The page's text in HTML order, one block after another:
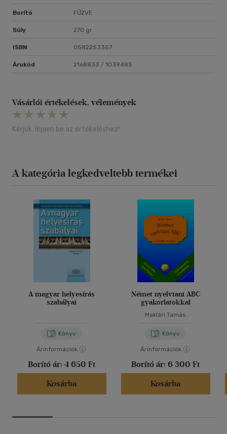
Borító FŰZVE
Súly 270 gr
ISBN 0582253357
Árukód 2168833 / 1039485
Vásárlói értékelések, vélemények
Kérjük, lépjen be az értékeléshez!
A kategória legkedveltebb termékei
A magyar helyesírás
szabályai
Könyv
Árinformációk
Borító ár: 4 650 Ft
Kosárba
Német nyelvtani ABC
gyakorlatokkal
Maklári Tamás
Könyv
Árinformációk
Borító ár: 6 300 Ft
Kosárba